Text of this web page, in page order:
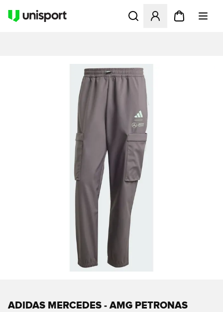
Åbner en Modal til at
ADIDAS MERCEDES - AMG PETRONAS